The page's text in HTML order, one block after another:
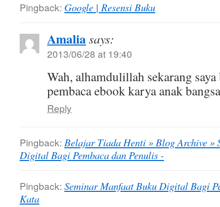
Pingback: Google | Resensi Buku
Amaliasays:
2013/06/28 at 19:40
Wah, alhamdulillah sekarang
pembaca ebook karya anak bangsa
Reply
Pingback: Belajar Tiada Henti » Blog Archive »
Digital Bagi Pembaca dan Penulis -
Pingback: Seminar Manfaat Buku Digital Bagi
Kata